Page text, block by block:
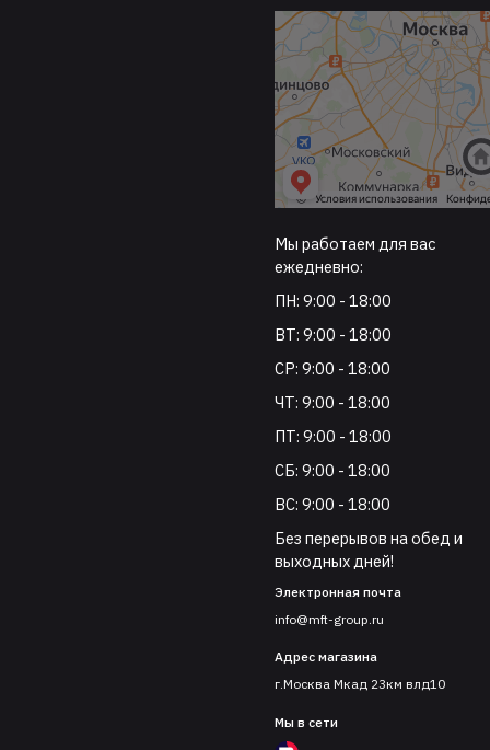
Мы работаем для вас
ежедневно:
ПН: 9:00 - 18:00
ВТ: 9:00 - 18:00
СР: 9:00 - 18:00
ЧТ: 9:00 - 18:00
ПТ: 9:00 - 18:00
СБ: 9:00 - 18:00
ВС: 9:00 - 18:00
Без перерывов на обед и
выходных дней!
Электронная почта
info@mft-group.ru
Адрес магазина
г.Москва Мкад 23км влд10
Мы в сети